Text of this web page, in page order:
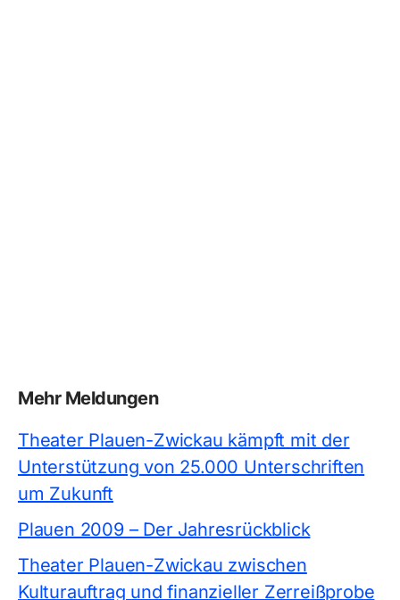
Mehr Meldungen
Theater Plauen-Zwickau kämpft mit der
Unterstützung von 25.000 Unterschriften
um Zukunft
Plauen 2009 – Der Jahresrückblick
Theater Plauen-Zwickau zwischen
Kulturauftrag und finanzieller Zerreißprobe